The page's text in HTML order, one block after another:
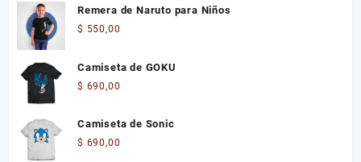
Remera de Naruto para Niños
$ 550,00
Camiseta de GOKU
$ 690,00
Camiseta de Sonic
$ 690,00